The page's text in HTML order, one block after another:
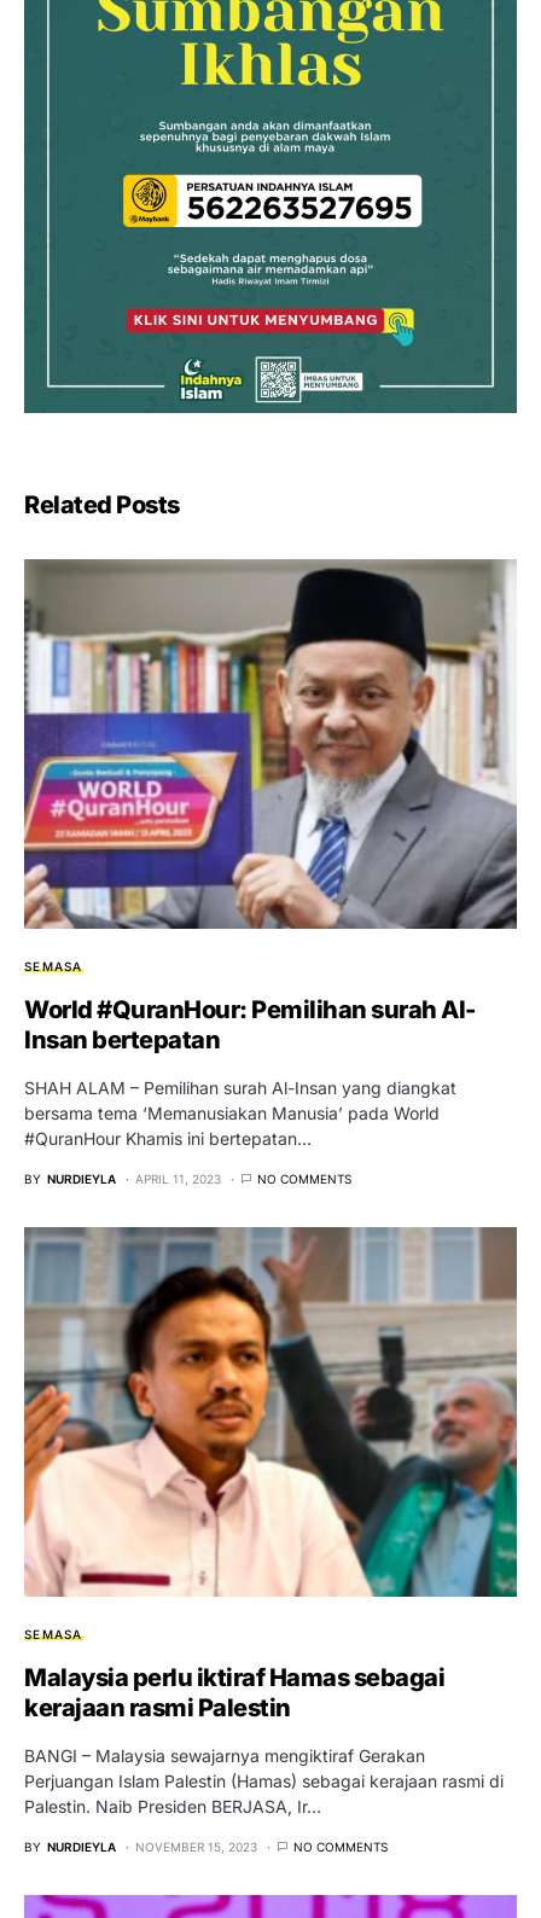
Related Posts
SEMASA
World #QuranHour: Pemilihan surah Al-
Insan bertepatan
SHAH ALAM – Pemilihan surah Al-Insan yang diangkat
bersama tema ‘Memanusiakan Manusia’ pada World
#QuranHour Khamis ini bertepatan…
BY NURDIEYLA APRIL 11, 2023 NO COMMENTS
SEMASA
Malaysia perlu iktiraf Hamas sebagai
kerajaan rasmi Palestin
BANGI – Malaysia sewajarnya mengiktiraf Gerakan
Perjuangan Islam Palestin (Hamas) sebagai kerajaan rasmi di
Palestin. Naib Presiden BERJASA, Ir…
BY NURDIEYLA NOVEMBER 15, 2023 NO COMMENTS